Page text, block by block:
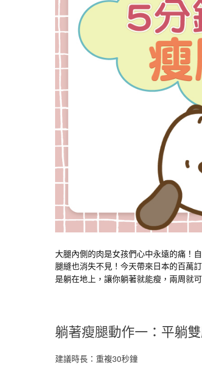
大腿內側的肉是女孩們心中永遠的痛！
腿縫也消失不見！今天帶來日本的百萬
是躺在地上，讓你躺著就能瘦，兩周就
躺著瘦腿動作一：平躺
建議時長：重複30秒鐘